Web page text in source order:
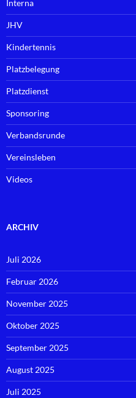
Interna
JHV
Kindertennis
Platzbelegung
Platzdienst
Sponsoring
Verbandsrunde
Vereinsleben
Videos
ARCHIV
Juli 2026
Februar 2026
November 2025
Oktober 2025
September 2025
August 2025
Juli 2025